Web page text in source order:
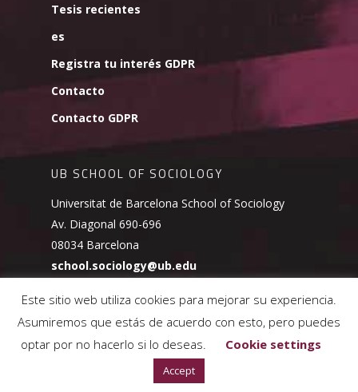
Tesis recientes
es
Registra tu interés GDPR
Contacto
Contacto GDPR
UB SCHOOL OF SOCIOLOGY
Universitat de Barcelona School of Sociology
Av. Diagonal 690-696
08034 Barcelona
school.sociology@ub.edu
© 2026 UB School of Sociology.Política de cookies
Este sitio web utiliza cookies para mejorar su experiencia.
Asumiremos que estás de acuerdo con esto, pero puedes
optar por no hacerlo si lo deseas.
Cookie settings
Accept